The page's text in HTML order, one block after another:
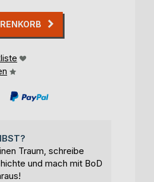
Traum, schreibe
und mach mit BoD